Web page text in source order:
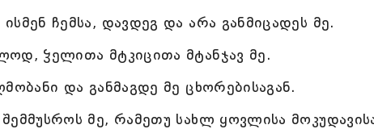
ჩემსა, დავდეგ და არა განმიცადეს მე.
ჴელითა მტკიცითა მტანჯავ მე.
და განმაგდე მე ცხორებისაგან.
მე, რამეთუ სახლ ყოვლისა